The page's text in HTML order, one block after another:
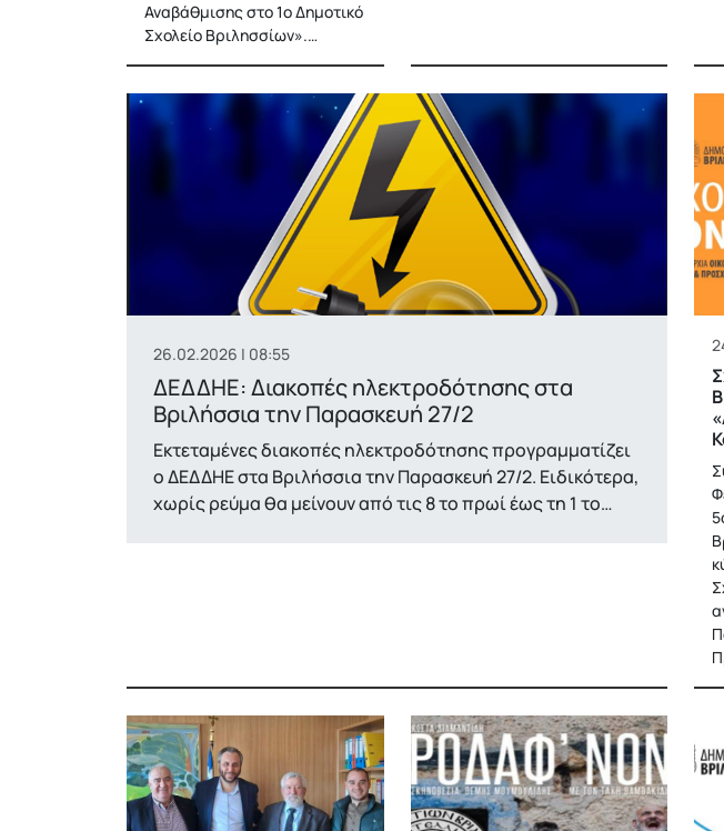
Αναβάθμισης στο 1ο Δημοτικό
Σχολείο Βριλησσίων».…
26.02.2026 | 08:55
ΔΕΔΔΗΕ: Διακοπές ηλεκτροδότησης στα
Βριλήσσια την Παρασκευή 27/2
Εκτεταμένες διακοπές ηλεκτροδότησης προγραμματίζει
ο ΔΕΔΔΗΕ στα Βριλήσσια την Παρασκευή 27/2. Ειδικότερα,
χωρίς ρεύμα θα μείνουν από τις 8 το πρωί έως τη 1 το…